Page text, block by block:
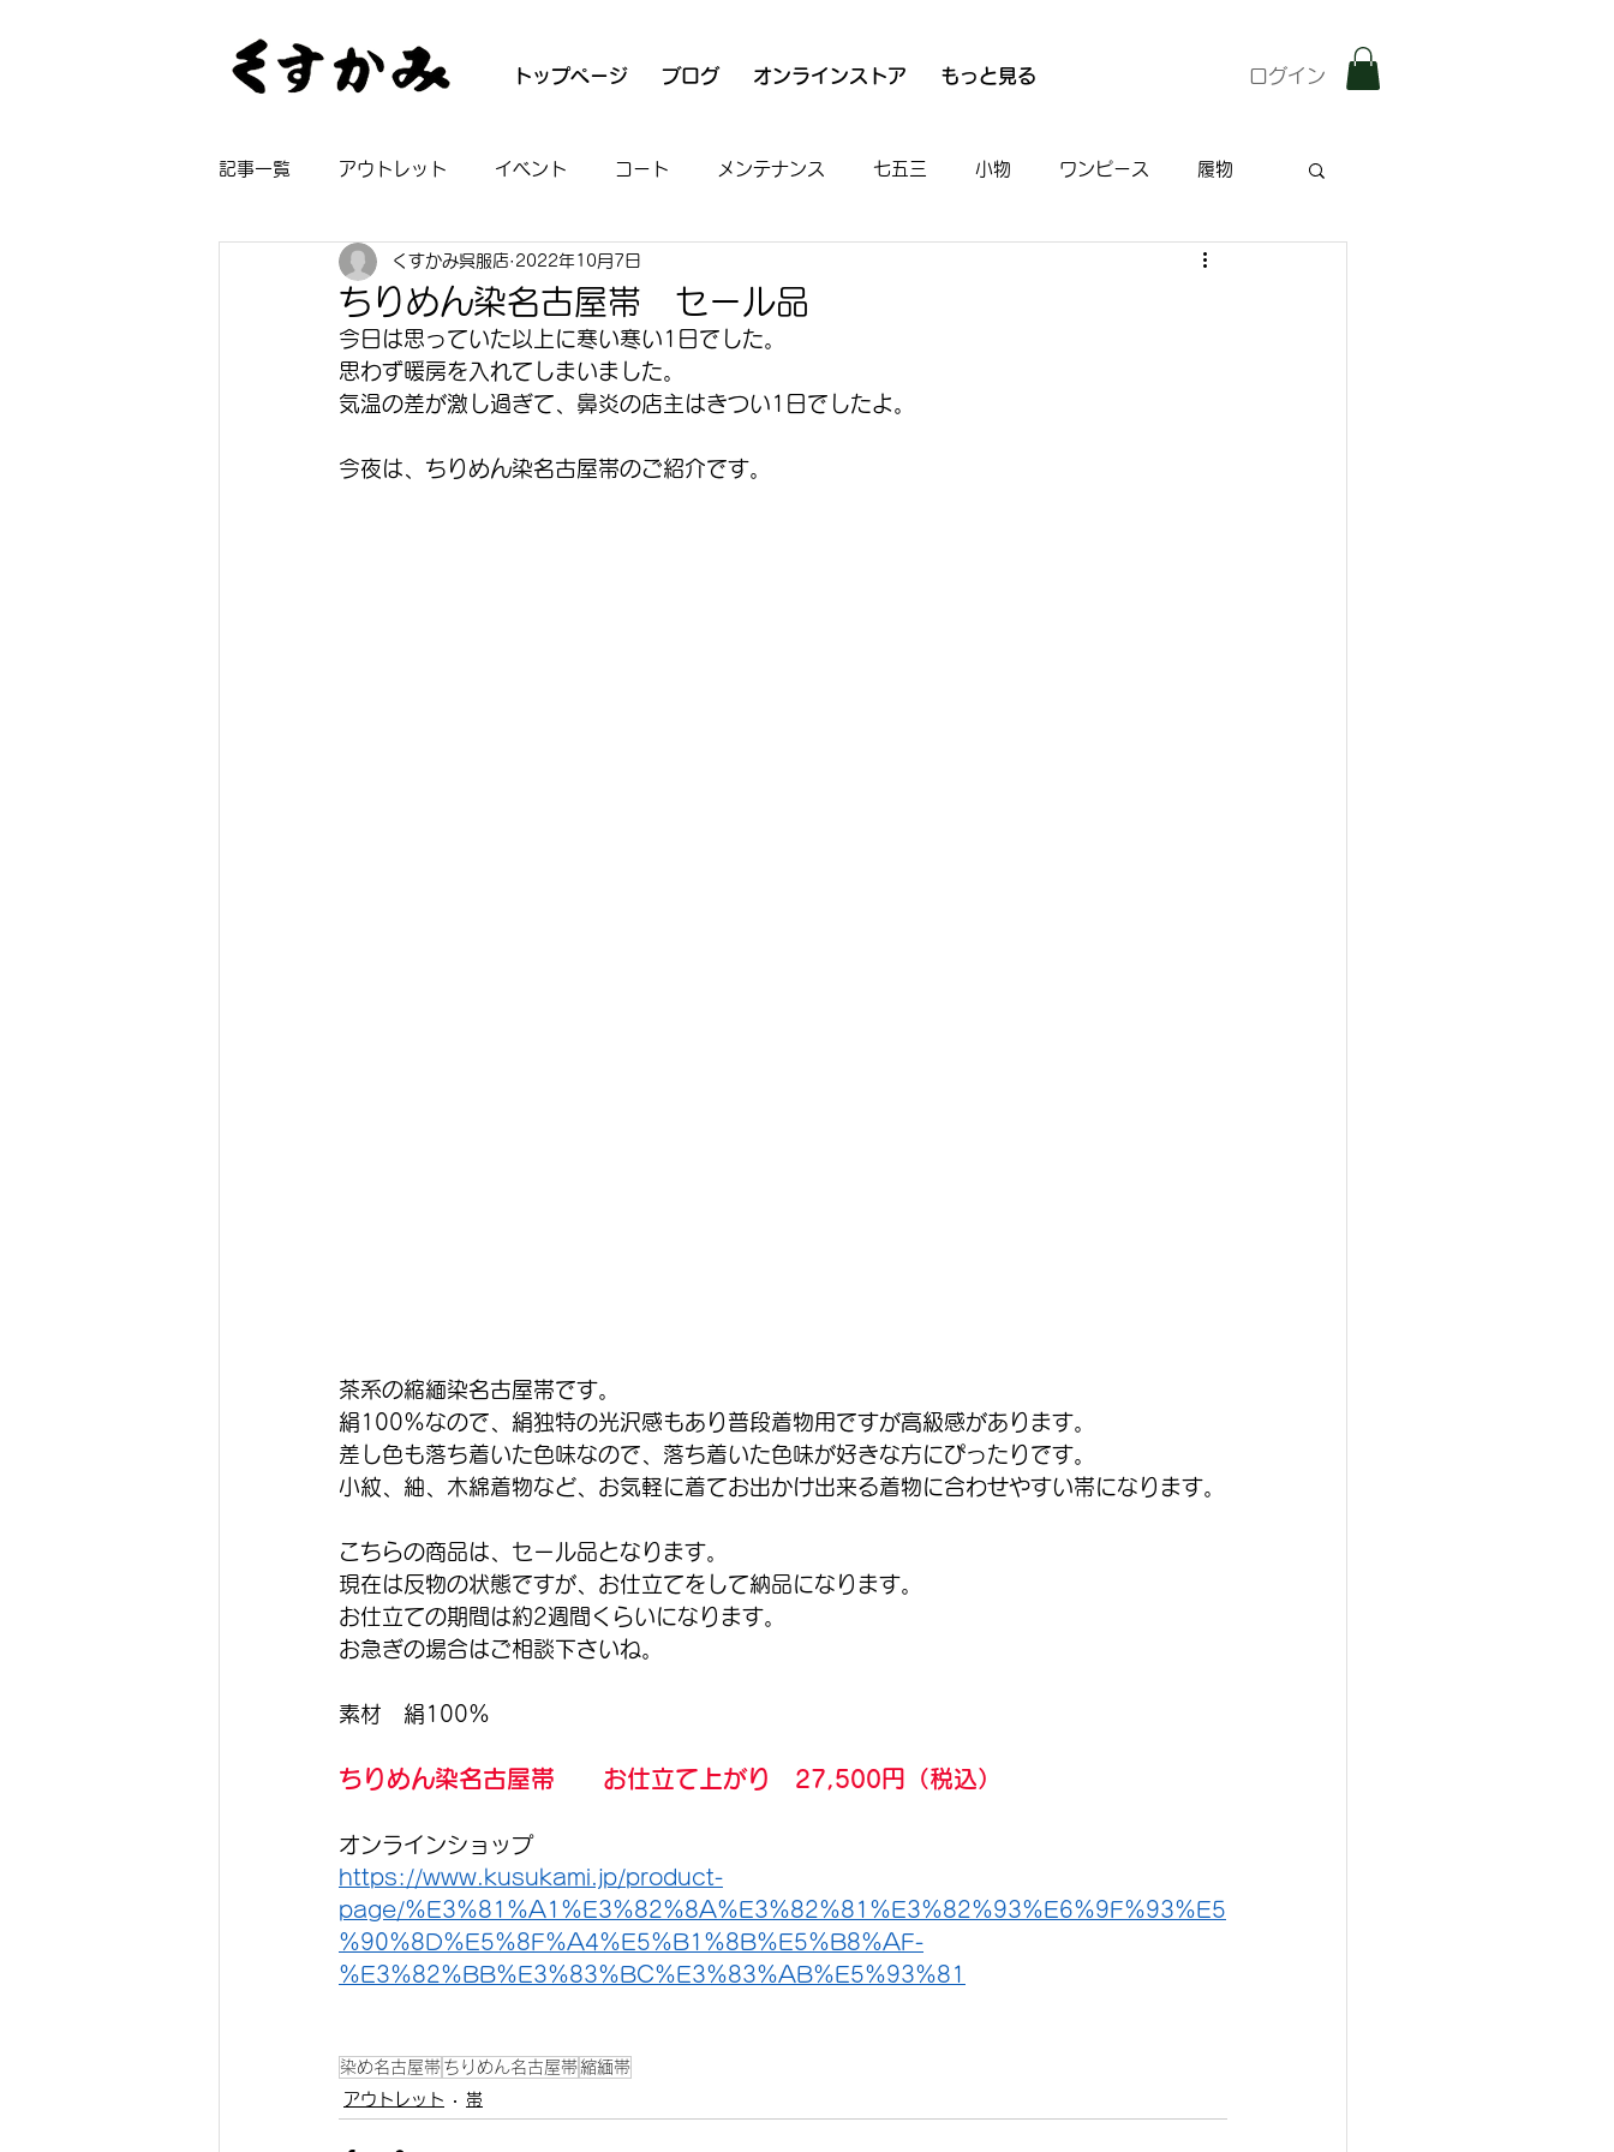
トップページ ブログ オンラインストア もっと見る ログイン
記事一覧 アウトレット イベント コート メンテナンス 七五三 小物 ワンピース 履物
着物 長襦袢 浴衣 魚河岸シャツ 特集記事
ちりめん染名古屋帯 セール品
くすかみ呉服店 2022年10月7日
今日は思っていた以上に寒い寒い1日でした。
思わず暖房を入れてしまいました。
気温の差が激し過ぎて、鼻炎の店主はきつい1日でしたよ。
今夜は、ちりめん染名古屋帯のご紹介です。
茶系の縮緬染名古屋帯です。
絹100％なので、絹独特の光沢感もあり普段着物用ですが高級感があります。
差し色も落ち着いた色味なので、落ち着いた色味が好きな方にぴったりです。
小紋、紬、木綿着物など、お気軽に着てお出かけ出来る着物に合わせやすい帯になります。
こちらの商品は、セール品となります。
現在は反物の状態ですが、お仕立てをして納品になります。
お仕立ての期間は約2週間くらいになります。
お急ぎの場合はご相談下さいね。
素材　絹100％
ちりめん染名古屋帯　　お仕立て上がり　27,500円（税込）
オンラインショップ
https://www.kusukami.jp/product-
page/%E3%81%A1%E3%82%8A%E3%82%81%E3%82%93%E6%9F%93%E5
%90%8D%E5%8F%A4%E5%B1%8B%E5%B8%AF-
%E3%82%BB%E3%83%BC%E3%83%AB%E5%93%81
染め名古屋帯 ちりめん名古屋帯縮緬帯
アウトレット
帯